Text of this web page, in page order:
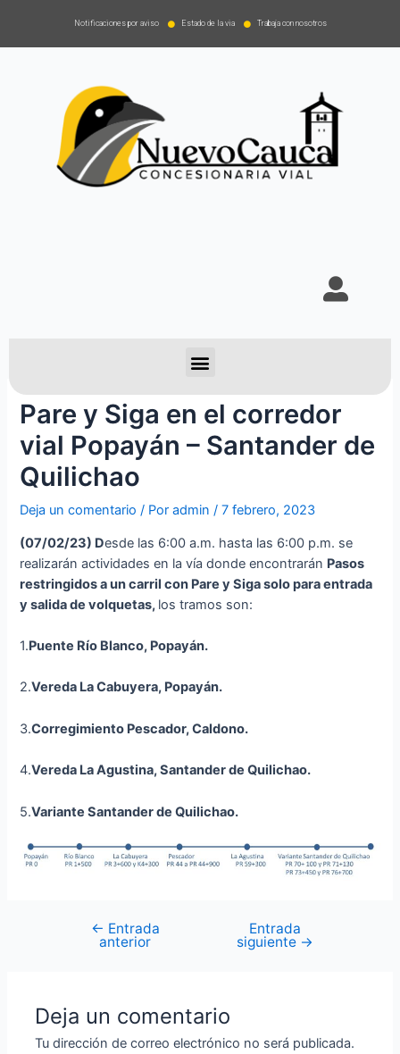
Notificaciones por aviso Estado de la via Trabaja con nosotros
Pare y Siga en el corredor
vial Popayán – Santander de
Quilichao
Deja un comentario / Poradmin /7 febrero, 2023
(07/02/23) Desde las 6:00 a.m. hasta las 6:00 p.m. se
realizarán actividades en la vía donde encontrarán Pasos
restringidos a un carril con Pare y Siga solo para entrada
y salida de volquetas, los tramos son:
1.Puente Río Blanco, Popayán.
2.Vereda La Cabuyera, Popayán.
3.Corregimiento Pescador, Caldono.
4.Vereda La Agustina, Santander de Quilichao.
5.Variante Santander de Quilichao.
← Entrada
anterior
Entrada
siguiente →
Deja un comentario
Tu dirección de correo electrónico no será publicada.